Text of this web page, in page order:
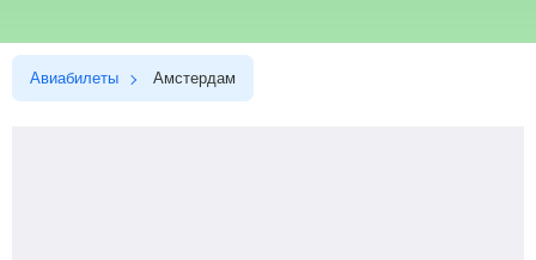
Авиабилеты Амстердам